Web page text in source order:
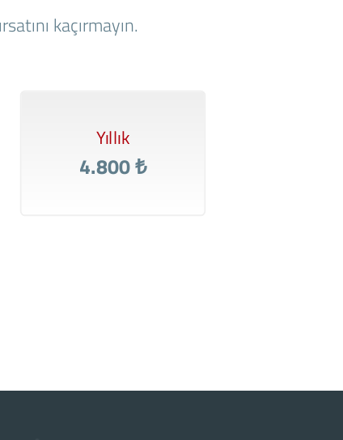
kaçırmayın.
Yıllık
4.800 ₺